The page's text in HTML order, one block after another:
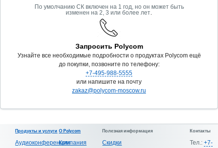
По умолчанию СК включен на 1 год, но он может быть
изменен на 2, 3 или более лет.
Запросить Polycom
Узнайте все необходимые подробности о продуктах Polycom ещё
до покупки, позвоните по телефону:
+7-495-988-5555
или напишите на почту
zakaz@polycom-moscow.ru
Продукты и услуги
Аудиоконференции
О Polycom
Компания
Полезная информация
Скидки
Контакты
Тел.: +7-